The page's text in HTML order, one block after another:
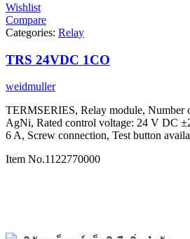
Wishlist
Compare
Categories: Relay
TRS 24VDC 1CO
weidmuller
TERMSERIES, Relay module, Number
AgNi, Rated control voltage: 24 V DC
6 A, Screw connection, Test button
Item No.1122770000